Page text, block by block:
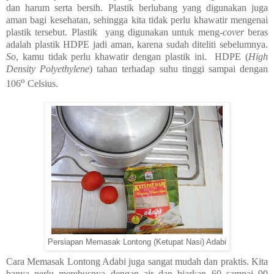
dan harum serta bersih. Plastik berlubang yang digunakan juga
aman bagi kesehatan, sehingga kita tidak perlu khawatir mengenai
plastik tersebut. Plastik yang digunakan untuk meng-coverberas
adalah plastik HDPE jadi aman, karena sudah diteliti sebelumnya.
So, kamu tidak perlu khawatir dengan plastik ini. HDPE (High
Density Polyethylene) tahan terhadap suhu tinggi sampai dengan
106o Celsius.
Persiapan Memasak Lontong (Ketupat Nasi) Adabi
Cara Memasak Lontong Adabi juga sangat mudah dan praktis. Kita